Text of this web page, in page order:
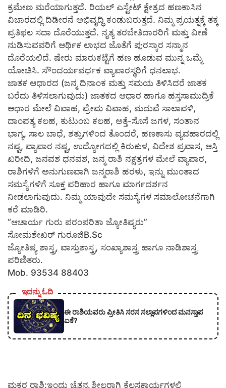
ಕ್ರಮೇಣ ಮರೆಯಾಗುತ್ತದೆ. ರಿಯಲ್ ಎಸ್ಟೇಟ್ ಕ್ಷೇತ್ರದ ಹಣಕಾಸಿನ
ವಿಚಾರದಲ್ಲಿ ದಿಡೀರನೆ ಅಭಿವೃದ್ಧಿ ಕಂಡುಬರುತ್ತದೆ. ನಿಮ್ಮ ಪ್ರಯತ್ನಕ್ಕೆ ತಕ್ಕ
ಪ್ರತಿಫಲ ಸದಾ ದೊರೆಯುತ್ತದೆ. ನೃತ್ಯ ತರಬೇತಿದಾರರಿಗೆ ಮತ್ತು ವೀಣೆ
ನುಡಿಸುವವರಿಗೆ ಆರ್ಥಿಕ ಲಾಭದ ಜೊತೆಗೆ ಪುರಸ್ಕಾರ ಸನ್ಮಾನ
ದೊರೆಯಲಿದೆ. ಷೇರು ಮಾರುಕಟ್ಟೆಗೆ ಹಣ ಹೂಡುವ ಮುನ್ನ ಒಮ್ಮೆ
ಯೋಚಿಸಿ. ಸೌಂದರ್ಯವರ್ಧಕ ವ್ಯಾಪಾರಸ್ಥರಿಗೆ ಧನಲಾಭ.
ಜಾತಕ ಆಧಾರದ (ಜನ್ಮ ದಿನಾಂಕ ಮತ್ತು ಸಮಯ ತಿಳಿಸಿದರೆ ಜಾತಕ
ಬರೆದು ತಿಳಿಸಲಾಗುವುದು) ಜಾತಕದ ಆಧಾರ ಹಾಗೂ ಹಸ್ತಸಾಮುದ್ರಿಕೆ
ಆಧಾರ ಮೇಲೆ ವಿವಾಹ, ಪ್ರೇಮ ವಿವಾಹ, ಮದುವೆ ಸಾಲಾವಳಿ,
ದಾಂಪತ್ಯ ಕಲಹ, ಕುಟುಂಬ ಕಲಹ, ಅತ್ತೆ-ಸೊಸೆ ಜಗಳ, ಸಂತಾನ
ಭಾಗ್ಯ, ಸಾಲ ಬಾಧೆ, ಶತ್ರುಗಳಿಂದ ತೊಂದರೆ, ಹಣಕಾಸು ವ್ಯವಹಾರದಲ್ಲಿ
ನಷ್ಟ, ವ್ಯಾಪಾರ ನಷ್ಟ, ಉದ್ಯೋಗದಲ್ಲಿ ಕಿರುಕುಳ, ವಿದೇಶ ಪ್ರವಾಸ, ಆಸ್ತಿ
ಖರೀದಿ, ಜನವಶ ಧನವಶ, ಜನ್ಮ ರಾಶಿ ನಕ್ಷತ್ರಗಳ ಮೇಲೆ ವ್ಯಾಪಾರ,
ರಾಶಿಗಳಿಗೆ ಅನುಗುಣವಾಗಿ ಜನ್ಮರಾಶಿ ಹರಳು, ಇನ್ನು ಮುಂತಾದ
ಸಮಸ್ಯೆಗಳಿಗೆ ಸೂಕ್ತ ಪರಿಹಾರ ಹಾಗೂ ಮಾರ್ಗದರ್ಶನ
ನೀಡಲಾಗುವುದು. ನಿಮ್ಮ ಯಾವುದೇ ಸಮಸ್ಯೆಗಳ ಸಮಾಲೋಚನೆಗಾಗಿ
ಕರೆ ಮಾಡಿರಿ.
“ಆಚಾರ್ಯ ಗುರು ಪರಂಪರಿತಾ ಜ್ಯೋತಿಷ್ಯರು”
ಸೋಮಶೇಖರ್ ಗುರೂಜಿB.Sc
ಜ್ಯೋತಿಷ್ಯ ಶಾಸ್ತ್ರ, ವಾಸ್ತುಶಾಸ್ತ್ರ, ಸಂಖ್ಯಾಶಾಸ್ತ್ರ ಹಾಗೂ ನಾಡಿಶಾಸ್ತ್ರ
ಪರಿಣಿತರು.
Mob. 93534 88403
ಇದನ್ನು ಓದಿ
ಈ ರಾಶಿಯವರು ಪ್ರೀತಿಸಿ ಸರಸ ಸಲ್ಲಾಪಗಳಿಂದ ಮನಸ್ತಾಪ
ಏಕೆ?
ಮಕರ ರಾಶಿ:ಇಂದು ಚೈತನ್ಯ ಶೀಲರಾಗಿ ಕೆಲಸಕಾರ್ಯಗಳಲ್ಲಿ